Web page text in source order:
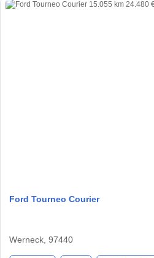
Ford Tourneo Courier
Werneck, 97440